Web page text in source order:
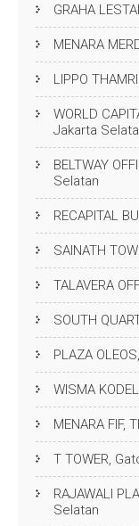
GRAHA
MENARA
LIPPO
WORLD
Jakarta
BELTWAY
Selatan
RECAPITAL
SAINATH
TALAVERA
SOUTH
PLAZA
WISMA
MENARA FIF,
T TOWER,
RAJAWALI
Selatan